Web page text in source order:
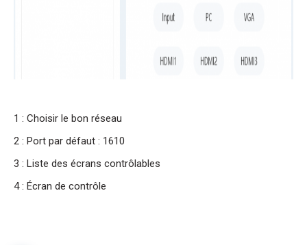
1 : Choisir le bon réseau
2 : Port par défaut : 1610
3 : Liste des écrans contrôlables
4 : Écran de contrôle